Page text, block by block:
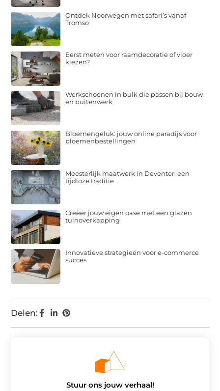
Delen:
Ontdek Noorwegen met safari’s vanaf
Tromso
Eerst meten voor raamdecoratie of vloer
kiezen?
Werkschoenen in bulk die passen bij bouw
en buitenwerk
Bloemengeluk: jouw online paradijs voor
bloemenbestellingen
Meesterlijk maatwerk in Deventer: een
tijdloze traditie
Creëer jouw eigen oase met een glazen
tuinoverkapping
Innovatieve strategieën voor e-commerce
succes
Stuur ons jouw verhaal!